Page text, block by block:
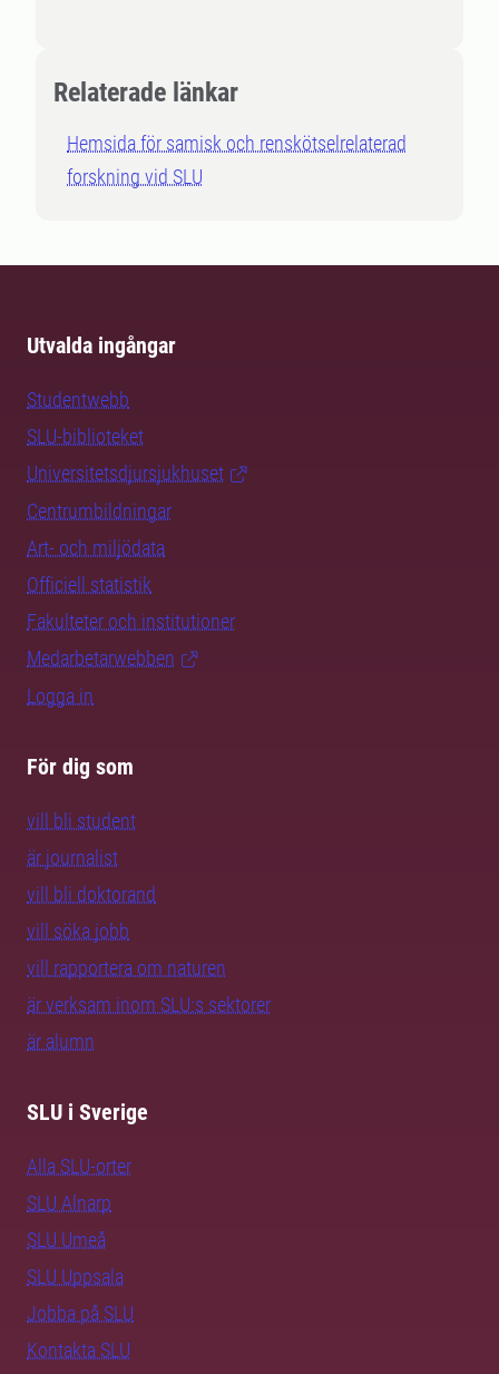
Relaterade länkar
Hemsida för samisk och renskötselrelaterad
forskning vid SLU
Utvalda ingångar
Studentwebb
SLU-biblioteket
Universitetsdjursjukhuset
Centrumbildningar
Art- och miljödata
Officiell statistik
Fakulteter och institutioner
Medarbetarwebben
Logga in
För dig som
vill bli student
är journalist
vill bli doktorand
vill söka jobb
vill rapportera om naturen
är verksam inom SLU:s sektorer
är alumn
SLU i Sverige
Alla SLU-orter
SLU Alnarp
SLU Umeå
SLU Uppsala
Jobba på SLU
Kontakta SLU